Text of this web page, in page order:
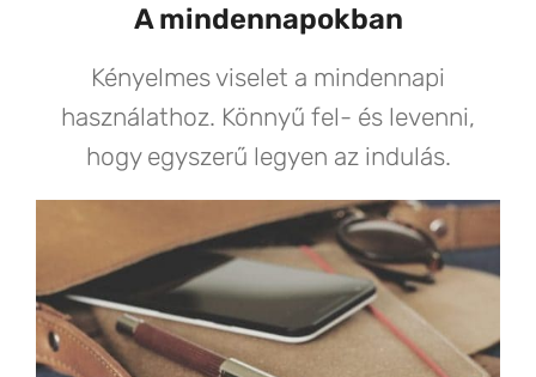
A mindennapokban
Kényelmes viselet a mindennapi
használathoz. Könnyű fel- és levenni,
hogy egyszerű legyen az indulás.